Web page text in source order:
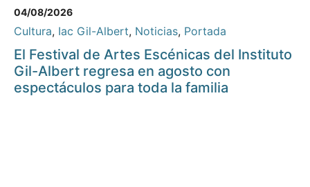
04/08/2026
Cultura, Iac Gil-Albert, Noticias, Portada
El Festival de Artes Escénicas del Instituto
Gil-Albert regresa en agosto con
espectáculos para toda la familia